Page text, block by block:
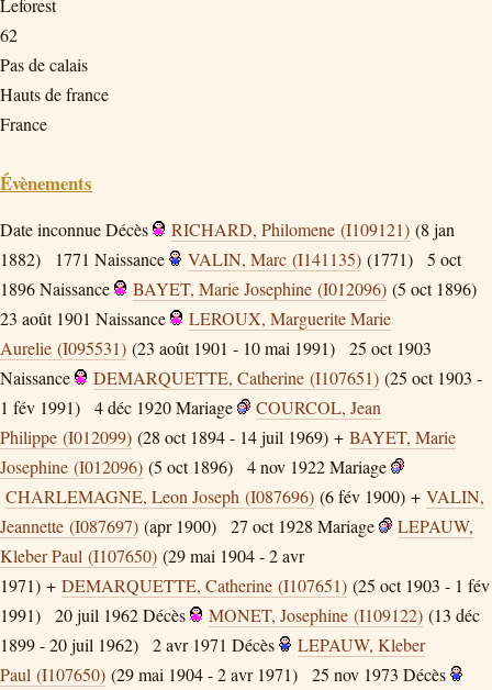
62
Pas de calais
Hauts de france
France
Évènements
Date inconnueDécès RICHARD, Philomene (I109121) (8 jan
1882)
1771 Naissance VALIN, Marc (I141135) (1771)
5 oct
1896Naissance BAYET, Marie Josephine (I012096) (5 oct 1896)
23 août 1901 Naissance
LEROUX, Marguerite Marie
Aurelie (I095531) (23 août 1901 - 10 mai 1991)
25 oct 1903
Naissance
DEMARQUETTE, Catherine (I107651) (25 oct 1903 -
1 fév 1991)
4 déc 1920Mariage
COURCOL, Jean
Philippe (I012099) (28 oct 1894 - 14 juil 1969) + BAYET, Marie
Josephine (I012096) (5 oct 1896) 4 nov 1922Mariage
CHARLEMAGNE, Leon Joseph (I087696) (6 fév 1900) + VALIN,
Jeannette (I087697) (apr 1900) 27 oct 1928 Mariage
LEPAUW,
Kleber Paul (I107650) (29 mai 1904 - 2 avr
1971) + DEMARQUETTE, Catherine (I107651) (25 oct 1903 - 1 fév
1991)
20 juil 1962Décès MONET, Josephine (I109122) (13 déc
1899 - 20 juil 1962)
2 avr 1971 Décès
LEPAUW, Kleber
Paul (I107650) (29 mai 1904 - 2 avr 1971) 25 nov 1973 Décès